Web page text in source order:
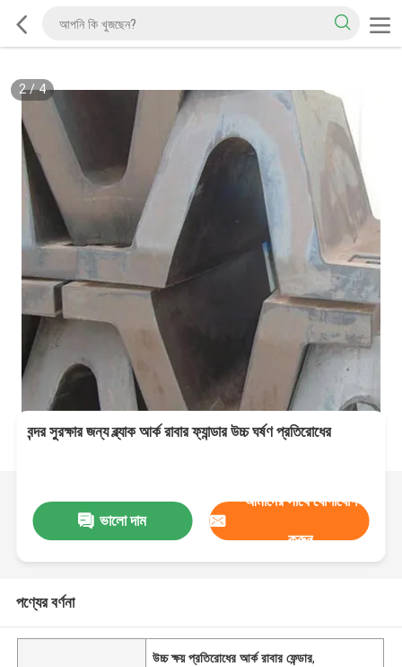
2/4
বন্দর সুরক্ষার জন্য ব্ল্যাক আর্ক রাবার ফ্যান্ডার উচ্চ ঘর্ষণ প্রতিরোধের
ভালো দাম
আমাদের সাথে যোগাযোগ
করুন
পণ্যের বর্ণনা
উচ্চ ক্ষয় প্রতিরোধের আর্ক রাবার ফেন্ডার,